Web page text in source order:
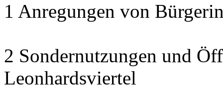
1 Anregungen von
2 Sondernutzungen und
Leonhardsviertel